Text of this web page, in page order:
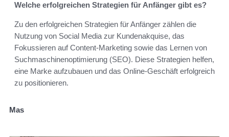
Welche erfolgreichen Strategien für Anfänger gibt es?
Zu den erfolgreichen Strategien für Anfänger zählen die
Nutzung von Social Media zur Kundenakquise, das
Fokussieren auf Content-Marketing sowie das Lernen von
Suchmaschinenoptimierung (SEO). Diese Strategien helfen,
eine Marke aufzubauen und das Online-Geschäft erfolgreich
zu positionieren.
Mas